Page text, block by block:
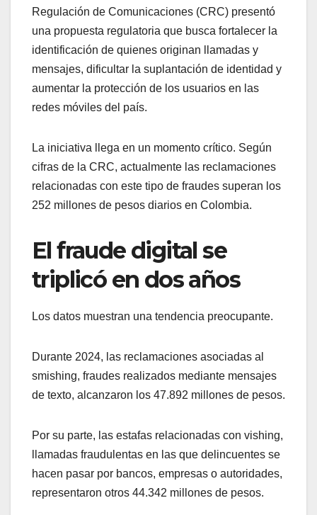
Regulación de Comunicaciones (CRC) presentó
una propuesta regulatoria que busca fortalecer la
identificación de quienes originan llamadas y
mensajes, dificultar la suplantación de identidad y
aumentar la protección de los usuarios en las
redes móviles del país.
La iniciativa llega en un momento crítico. Según
cifras de la CRC, actualmente las reclamaciones
relacionadas con este tipo de fraudes superan los
252 millones de pesos diarios en Colombia.
El fraude digital se
triplicó en dos años
Los datos muestran una tendencia preocupante.
Durante 2024, las reclamaciones asociadas al
smishing, fraudes realizados mediante mensajes
de texto, alcanzaron los 47.892 millones de pesos.
Por su parte, las estafas relacionadas con vishing,
llamadas fraudulentas en las que delincuentes se
hacen pasar por bancos, empresas o autoridades,
representaron otros 44.342 millones de pesos.